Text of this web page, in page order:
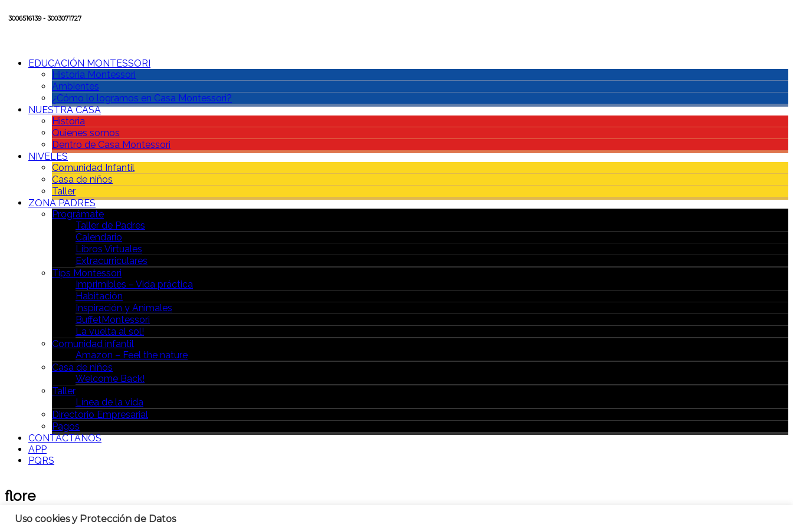
3006516139 - 3003071727
EDUCACIÓN MONTESSORI
Historia Montessori
Ambientes
¿Cómo lo logramos en Casa Montessori?
NUESTRA CASA
Historia
Quienes somos
Dentro de Casa Montessori
NIVELES
Comunidad Infantil
Casa de niños
Taller
ZONA PADRES
Prográmate
Taller de Padres
Calendario
Libros Virtuales
Extracurriculares
Tips Montessori
Imprimibles – Vida práctica
Habitación
Inspiración y Animales
BuffetMontessori
La vuelta al sol!
Comunidad infantil
Amazon – Feel the nature
Casa de niños
Welcome Back!
Taller
Línea de la vida
Directorio Empresarial
Pagos
CONTÁCTANOS
APP
PQRS
flore
Uso cookies y Protección de Datos